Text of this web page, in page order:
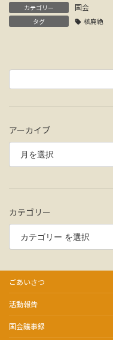
カテゴリー 国会
タグ 核廃絶
アーカイブ
カテゴリー
ごあいさつ
活動報告
国会議事録